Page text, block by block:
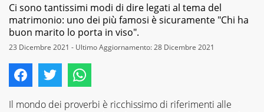
Ci sono tantissimi modi di dire legati al tema del
matrimonio: uno dei più famosi è sicuramente "Chi ha
buon marito lo porta in viso".
23 Dicembre 2021 - Ultimo Aggiornamento: 28 Dicembre 2021
Il mondo dei proverbi è ricchissimo di riferimenti alle